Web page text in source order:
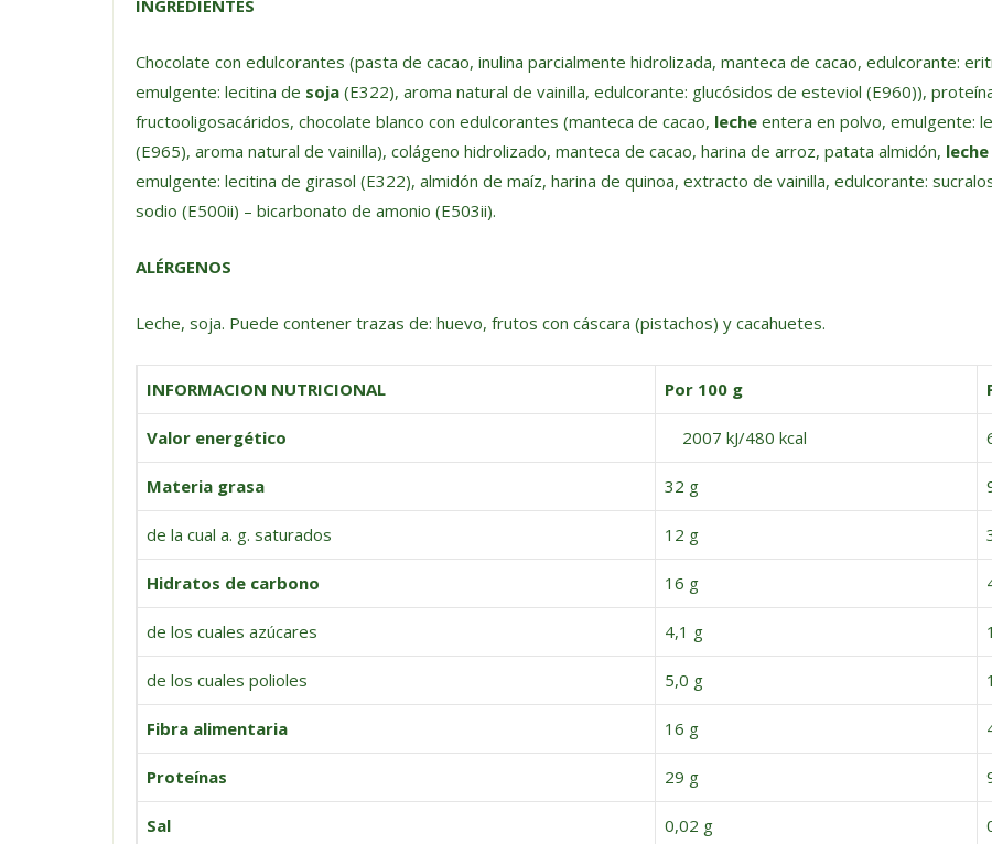
INGREDIENTES
Chocolate con edulcorantes (pasta de cacao, inulina parcialmente hidrolizada, manteca de cacao, edulcorante:
emulgente: lecitina de soja (E322), aroma natural de vainilla, edulcorante: glucósidos de esteviol (E960)),
fructooligosacáridos, chocolate blanco con edulcorantes (manteca de cacao, leche entera en polvo, emulgente:
(E965), aroma natural de vainilla), colágeno hidrolizado, manteca de cacao, harina de arroz, patata almidón, leche
emulgente: lecitina de girasol (E322), almidón de maíz, harina de quinoa, extracto de vainilla, edulcorante:
sodio (E500ii) – bicarbonato de amonio (E503ii).
ALÉRGENOS
Leche, soja. Puede contener trazas de: huevo, frutos con cáscara (pistachos) y cacahuetes.
INFORMACION NUTRICIONAL Por 100 g
Valor energético 2007 kJ/480 kcal
Materia grasa 32 g
de la cual a. g. saturados 12 g
Hidratos de carbono 16 g
de los cuales azúcares 4,1 g
de los cuales polioles 5,0 g
Fibra alimentaria 16 g
Proteínas 29 g
Sal 0,02 g